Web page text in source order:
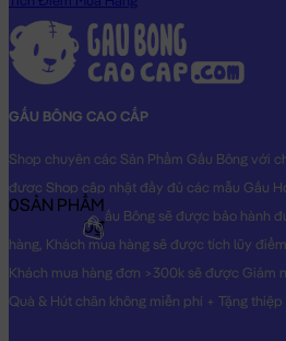
tận tình.
Gấu Bông Tốt Nghiệp - Gấu Teddy tốt
sẽ là món quà tặng vô cùng Dễ
yêu của bạn!
màu Nâu, hình ảnh này là hình THẬT
GẤU BÔNG CAO CẤP
Shop chuyên các Sản Phẩm Gấu Bông với
được Shop cập nhật đầy đủ các mẫu Gấu
Original nhất. Gấu Bông sẽ được bảo hành
hàng, Khách mua hàng sẽ được tích lũy
Khách mua hàng đơn >300k sẽ được Giảm
Quà & Hút chân không miễn phí + Tặng
0SẢN PHẨM
0₫